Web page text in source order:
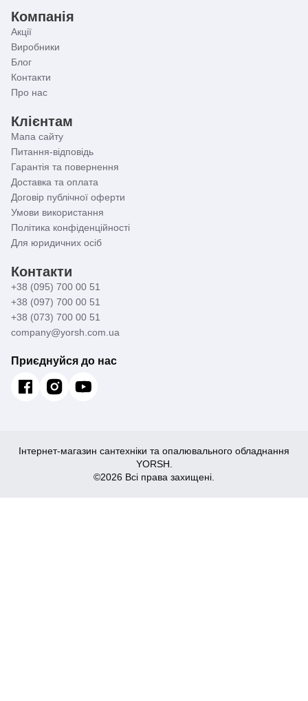
Компанія
Акції
Виробники
Блог
Контакти
Про нас
Клієнтам
Мапа сайту
Питання-відповідь
Гарантія та повернення
Доставка та оплата
Договір публічної оферти
Умови використання
Політика конфіденційності
Для юридичних осіб
Контакти
+38 (095) 700 00 51
+38 (097) 700 00 51
+38 (073) 700 00 51
company@yorsh.com.ua
Приєднуйся до нас
Інтернет-магазин сантехніки та опалювального обладнання
YORSH.
©2026 Всі права захищені.